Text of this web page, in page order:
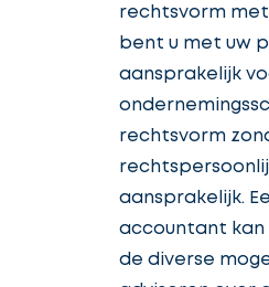
rechtsvorm
bent u met uw
aansprakelijk
rechtsvorm
aansprakelijk.
accountant kan
de diverse